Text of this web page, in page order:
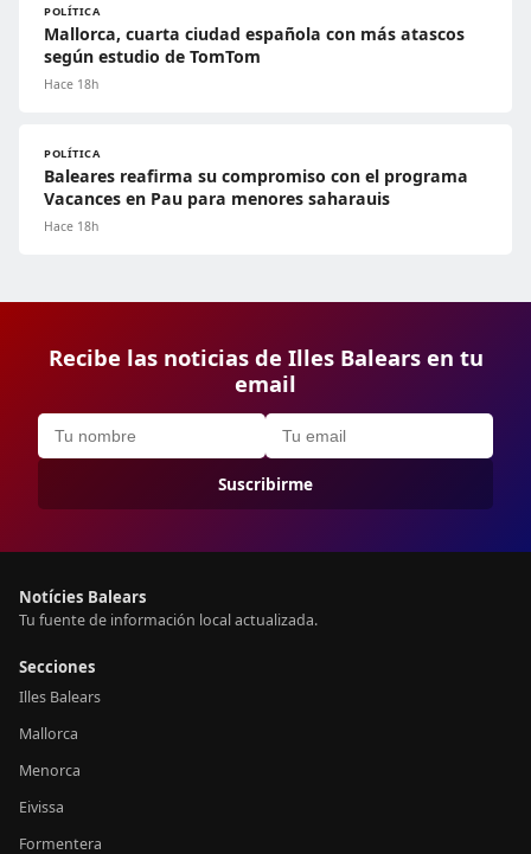
POLÍTICA
Mallorca, cuarta ciudad española con más atascos
según estudio de TomTom
Hace 18h
POLÍTICA
Baleares reafirma su compromiso con el programa
Vacances en Pau para menores saharauis
Hace 18h
Recibe las noticias de Illes Balears en tu
email
Suscribirme
Notícies Balears
Tu fuente de información local actualizada.
Secciones
Illes Balears
Mallorca
Menorca
Eivissa
Formentera